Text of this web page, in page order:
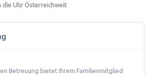
die Uhr Österreichweit
Betreuung bietet Ihrem Familienmitglied